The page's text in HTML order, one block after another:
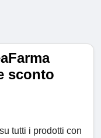
sconto
su tutti i prodotti con